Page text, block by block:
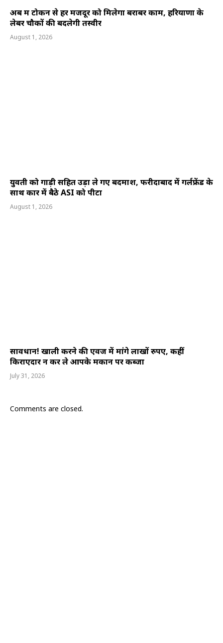
अब श्रम टोकन से हर मजदूर को मिलेगा बराबर काम, हरियाणा के
लेबर चौकों की बदलेगी तस्वीर
August 1, 2026
युवती को गाड़ी सहित उड़ा ले गए बदमाश, फरीदाबाद में गर्लफ्रेंड के
साथ कार में बैठे ASI को पीटा
August 1, 2026
सावधान! खाली करने की एवज में मांगे लाखों रुपए, कहीं
किराएदार न कर ले आपके मकान पर कब्जा
July 31, 2026
Comments are closed.